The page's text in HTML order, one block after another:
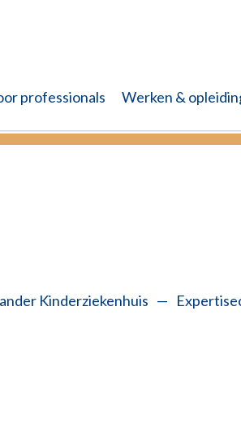
professionals Werken &
voor uw afspraak. Klik voor meer
Kinderziekenhuis —